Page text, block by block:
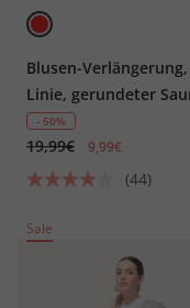
Blusen-Verlängerung,
Linie, gerundeter
- 50%
19,99€ 9,99€
(44)
Sale